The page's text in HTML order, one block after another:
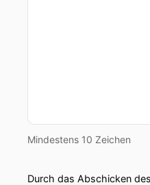
Mindestens 10 Zeichen
Durch das Abschicken